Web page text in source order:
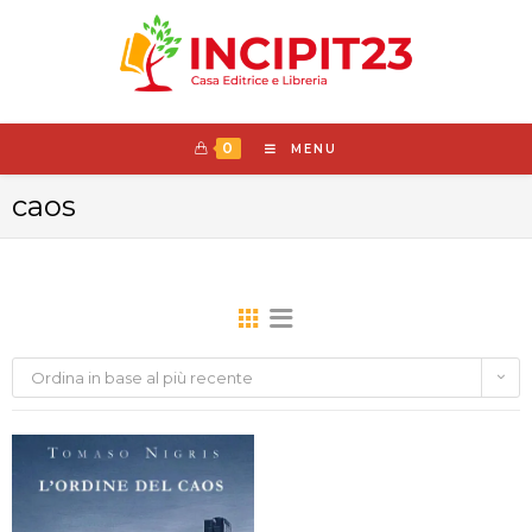
0 MENU
caos
Ordina in base al più recente